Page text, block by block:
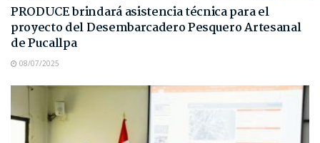
PRODUCE brindará asistencia técnica para el
proyecto del Desembarcadero Pesquero Artesanal
de Pucallpa
08/07/2025